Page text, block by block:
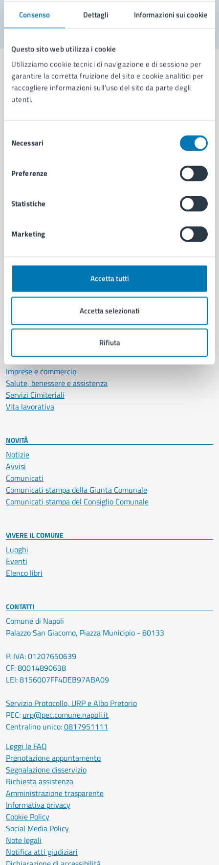
Consenso Dettagli Informazioni sui cookie
Questo sito web utilizza i cookie
Utilizziamo cookie tecnici di navigazione e di sessione per
garantire la corretta fruizione del sito e cookie analitici per
raccogliere informazioni sull'uso del sito da parte degli
utenti.
delNecessari
Preferenze
Statistiche
Marketing
Accetta tutti
Accetta selezionati
Rifiuta
Aree amministrative
Municipalità
Politici
Documenti e dati
Intranet, posta aziendale e protocollo
Ambiente
Anagrafe e stato civile
Cultura e tempo libero
Giustizia e sicurezza pubblica
Imprese e commercio
Salute, benessere e assistenza
Servizi Cimiteriali
Vita lavorativa
NOVITÀ
Notizie
Avvisi
Comunicati
Comunicati stampa della Giunta Comunale
Comunicati stampa del Consiglio Comunale
VIVERE IL COMUNE
Luoghi
Eventi
Elenco libri
CONTATTI
Comune di Napoli
Palazzo San Giacomo, Piazza Municipio - 80133
P. IVA: 01207650639
CF: 80014890638
LEI: 8156007FF4DEB97ABA09
Servizio Protocollo, URP e Albo Pretorio
PEC: urp@pec.comune.napoli.it
Centralino unico:0817951111
Leggi le FAQ
Prenotazione appuntamento
Segnalazione disservizio
Richiesta assistenza
Amministrazione trasparente
Informativa privacy
Cookie Policy
Social Media Policy
Note legali
Notifica atti giudiziari